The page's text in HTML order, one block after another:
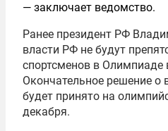
— заключает ведомство.
Ранее президент РФ
власти РФ не будут
спортсменов в Олимпиаде
Окончательное решение о
будет принято на
декабря.